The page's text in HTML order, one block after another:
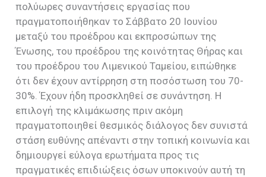
πολύωρες συναντήσεις εργασίας που
πραγματοποιήθηκαν το Σάββατο 20 Ιουνίου
μεταξύ του προέδρου και εκπροσώπων της
Ένωσης, του προέδρου της κοινότητας Θήρας και
του προέδρου του Λιμενικού Ταμείου, ειπώθηκε
ότι δεν έχουν αντίρρηση στη ποσόστωση του 70-
30%. Έχουν ήδη προσκληθεί σε συνάντηση. Η
επιλογή της κλιμάκωσης πριν ακόμη
πραγματοποιηθεί θεσμικός διάλογος δεν συνιστά
στάση ευθύνης απέναντι στην τοπική κοινωνία και
δημιουργεί εύλογα ερωτήματα προς τις
πραγματικές επιδιώξεις όσων υποκινούν αυτή τη